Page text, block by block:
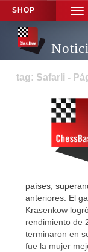
SHOP
tag: Safarli -
países,
anteriores. El
Krasenkow
rendimiento de
terminaron en
fue la mujer